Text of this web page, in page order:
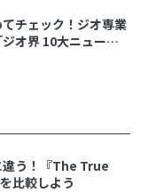
チェック！ジオ専業
オ界 10大ニュース
違う！『The True
比較しよう